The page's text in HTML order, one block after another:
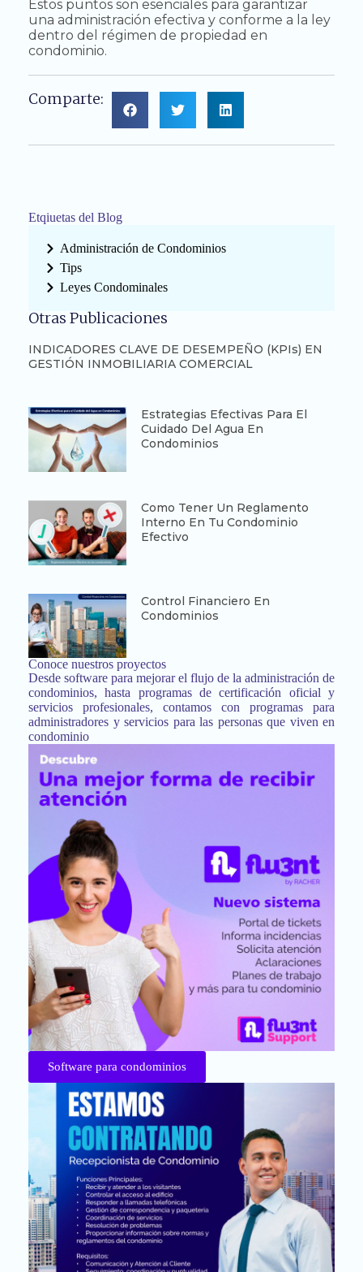
Estos puntos son esenciales para garantizar
una administración efectiva y conforme a la ley
dentro del régimen de propiedad en
condominio.
Comparte:
Etqiuetas del Blog
Administración de Condominios
Tips
Leyes Condominales
Otras Publicaciones
INDICADORES CLAVE DE DESEMPEÑO (KPIs) EN
GESTIÓN INMOBILIARIA COMERCIAL
Estrategias Efectivas Para El
Cuidado Del Agua En
Condominios
Como Tener Un Reglamento
Interno En Tu Condominio
Efectivo
Control Financiero En
Condominios
Conoce nuestros proyectos
Desde software para mejorar el flujo de la administración de
condominios, hasta programas de certificación oficial y
servicios profesionales, contamos con programas para
administradores y servicios para las personas que viven en
condominio
Software para condominios